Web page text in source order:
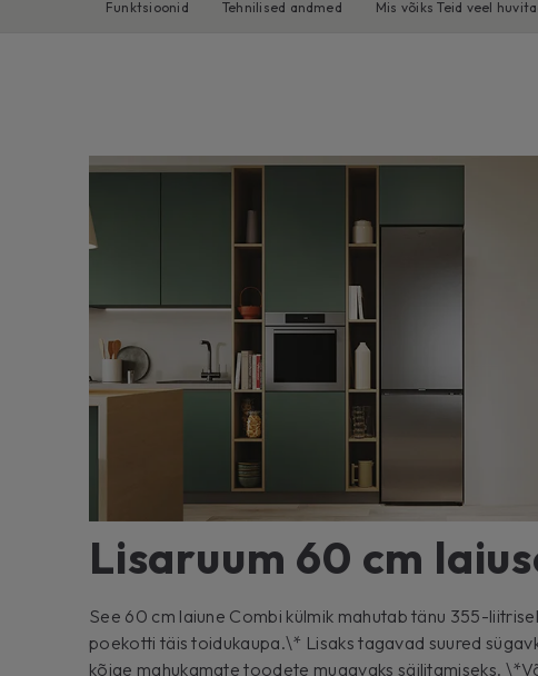
Funktsioonid Tehnilised andmed Mis võiks Teid veel
Lisaruum 60 cm
See 60 cm laiune Combi külmik mahutab tänu 355-
poekotti täis toidukaupa.\* Lisaks tagavad suured
kõige mahukamate toodete mugavaks säilitamiseks.